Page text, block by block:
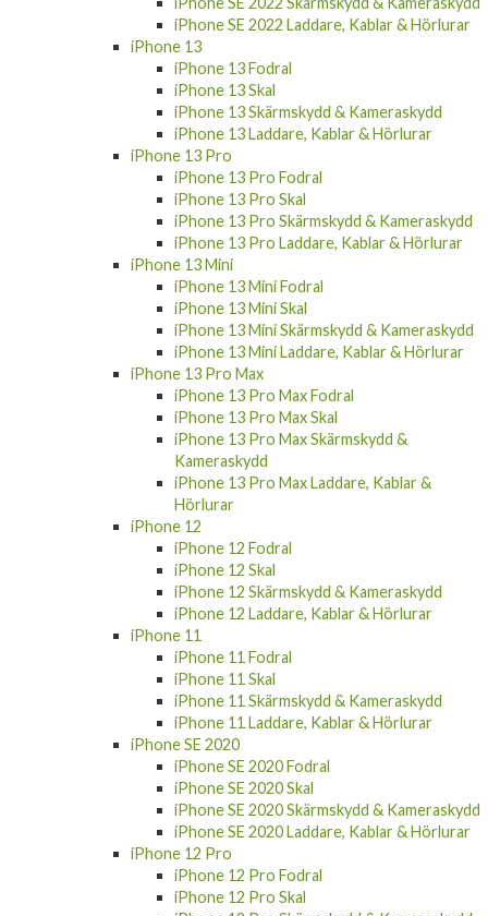
iPhone SE 2022
iPhone SE 2022 Fodral
iPhone SE 2022 Skal
iPhone SE 2022 Skärmskydd & Kameraskydd
iPhone SE 2022 Laddare, Kablar & Hörlurar
iPhone 13
iPhone 13 Fodral
iPhone 13 Skal
iPhone 13 Skärmskydd & Kameraskydd
iPhone 13 Laddare, Kablar & Hörlurar
iPhone 13 Pro
iPhone 13 Pro Fodral
iPhone 13 Pro Skal
iPhone 13 Pro Skärmskydd & Kameraskydd
iPhone 13 Pro Laddare, Kablar & Hörlurar
iPhone 13 Mini
iPhone 13 Mini Fodral
iPhone 13 Mini Skal
iPhone 13 Mini Skärmskydd & Kameraskydd
iPhone 13 Mini Laddare, Kablar & Hörlurar
iPhone 13 Pro Max
iPhone 13 Pro Max Fodral
iPhone 13 Pro Max Skal
iPhone 13 Pro Max Skärmskydd &
Kameraskydd
iPhone 13 Pro Max Laddare, Kablar &
Hörlurar
iPhone 12
iPhone 12 Fodral
iPhone 12 Skal
iPhone 12 Skärmskydd & Kameraskydd
iPhone 12 Laddare, Kablar & Hörlurar
iPhone 11
iPhone 11 Fodral
iPhone 11 Skal
iPhone 11 Skärmskydd & Kameraskydd
iPhone 11 Laddare, Kablar & Hörlurar
iPhone SE 2020
iPhone SE 2020 Fodral
iPhone SE 2020 Skal
iPhone SE 2020 Skärmskydd & Kameraskydd
iPhone SE 2020 Laddare, Kablar & Hörlurar